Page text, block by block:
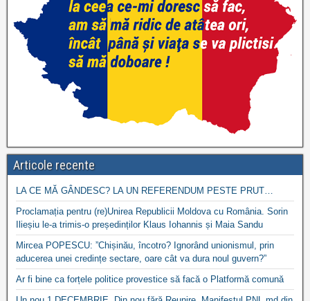
Articole recente
LA CE MĂ GÂNDESC? LA UN REFERENDUM PESTE PRUT…
Proclamația pentru (re)Unirea Republicii Moldova cu România. Sorin
Ilieșiu le-a trimis-o președinților Klaus Iohannis și Maia Sandu
Mircea POPESCU: ”Chișinău, încotro? Ignorând unionismul, prin
aducerea unei credințe sectare, oare cât va dura noul guvern?”
Ar fi bine ca forțele politice provestice să facă o Platformă comună